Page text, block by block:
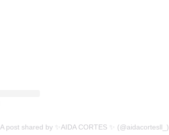
A post shared by ✨AIDA CORTES ✨ (@aidacortesll_)